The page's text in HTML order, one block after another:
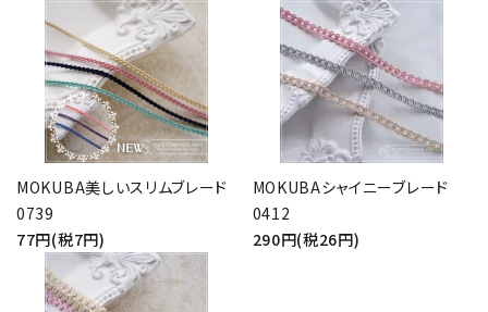
MOKUBA美しいスリムブレード
0739
77円(税7円)
MOKUBAシャイニーブレード
0412
290円(税26円)